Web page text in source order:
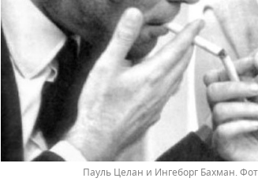
Пауль Целан и Ингеборг Бахман.